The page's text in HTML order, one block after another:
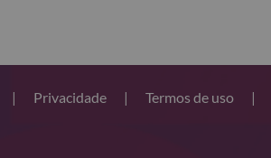
| Privacidade | Termos de uso |